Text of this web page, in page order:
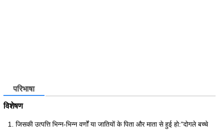
परिभाषा
विशेषण
जिसकी उत्पत्ति भिन्न-भिन्न वर्णों या जातियों के पिता और माता से हुई हो:"दोगले बच्चे